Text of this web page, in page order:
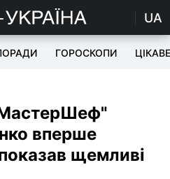
UA
ГОРОСКОПИ ЦІКАВЕ
вперше
щемливі